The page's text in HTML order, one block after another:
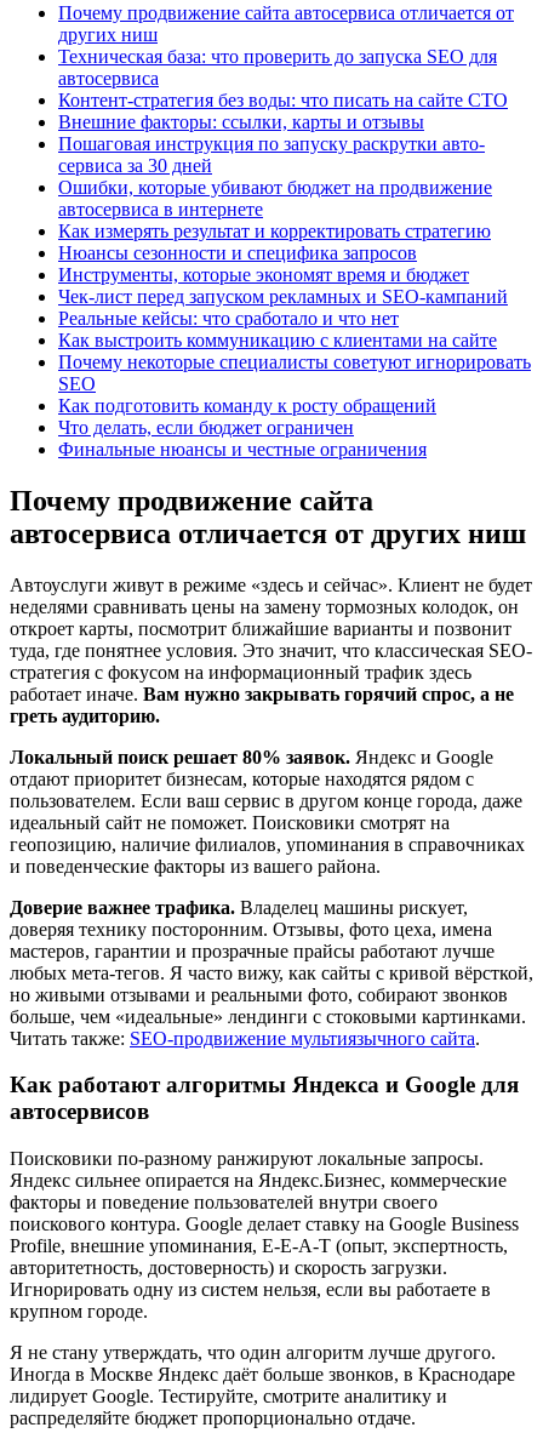
Почему продвижение сайта автосервиса отличается от
других ниш
Техническая база: что проверить до запуска SEO для
автосервиса
Контент-стратегия без воды: что писать на сайте СТО
Внешние факторы: ссылки, карты и отзывы
Пошаговая инструкция по запуску раскрутки авто-
сервиса за 30 дней
Ошибки, которые убивают бюджет на продвижение
автосервиса в интернете
Как измерять результат и корректировать стратегию
Нюансы сезонности и специфика запросов
Инструменты, которые экономят время и бюджет
Чек-лист перед запуском рекламных и SEO-кампаний
Реальные кейсы: что сработало и что нет
Как выстроить коммуникацию с клиентами на сайте
Почему некоторые специалисты советуют игнорировать
SEO
Как подготовить команду к росту обращений
Что делать, если бюджет ограничен
Финальные нюансы и честные ограничения
Почему продвижение сайта
автосервиса отличается от других ниш
Автоуслуги живут в режиме «здесь и сейчас». Клиент не будет
неделями сравнивать цены на замену тормозных колодок, он
откроет карты, посмотрит ближайшие варианты и позвонит
туда, где понятнее условия. Это значит, что классическая SEO-
стратегия с фокусом на информационный трафик здесь
работает иначе. Вам нужно закрывать горячий спрос, а не
греть аудиторию.
Локальный поиск решает 80% заявок. Яндекс и Google
отдают приоритет бизнесам, которые находятся рядом с
пользователем. Если ваш сервис в другом конце города, даже
идеальный сайт не поможет. Поисковики смотрят на
геопозицию, наличие филиалов, упоминания в справочниках
и поведенческие факторы из вашего района.
Доверие важнее трафика. Владелец машины рискует,
доверяя технику посторонним. Отзывы, фото цеха, имена
мастеров, гарантии и прозрачные прайсы работают лучше
любых мета-тегов. Я часто вижу, как сайты с кривой вёрсткой,
но живыми отзывами и реальными фото, собирают звонков
больше, чем «идеальные» лендинги с стоковыми картинками.
Читать также: SEO-продвижение мультиязычного сайта.
Как работают алгоритмы Яндекса и Google для
автосервисов
Поисковики по-разному ранжируют локальные запросы.
Яндекс сильнее опирается на Яндекс.Бизнес, коммерческие
факторы и поведение пользователей внутри своего
поискового контура. Google делает ставку на Google Business
Profile, внешние упоминания, E-E-A-T (опыт, экспертность,
авторитетность, достоверность) и скорость загрузки.
Игнорировать одну из систем нельзя, если вы работаете в
крупном городе.
Я не стану утверждать, что один алгоритм лучше другого.
Иногда в Москве Яндекс даёт больше звонков, в Краснодаре
лидирует Google. Тестируйте, смотрите аналитику и
распределяйте бюджет пропорционально отдаче.